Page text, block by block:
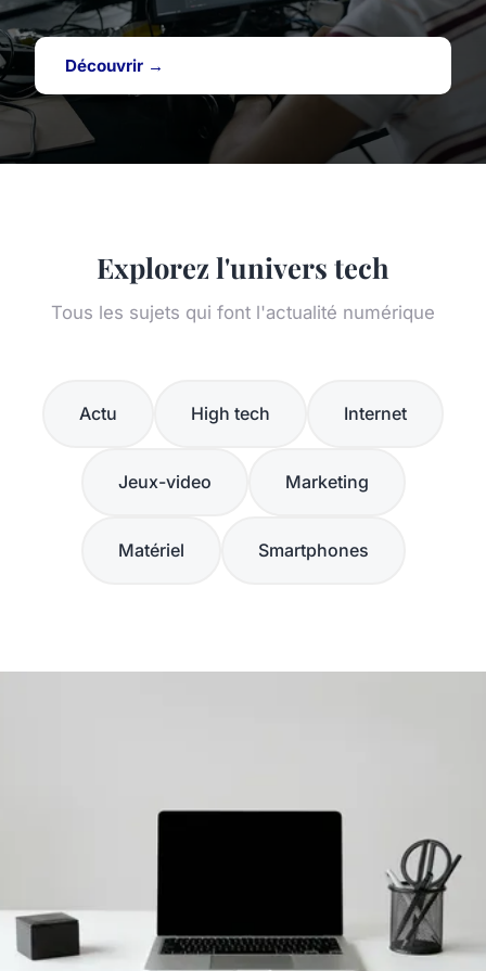
Découvrir →
Explorez l'univers tech
Tous les sujets qui font l'actualité numérique
Actu High tech Internet
Jeux-video Marketing
Matériel Smartphones